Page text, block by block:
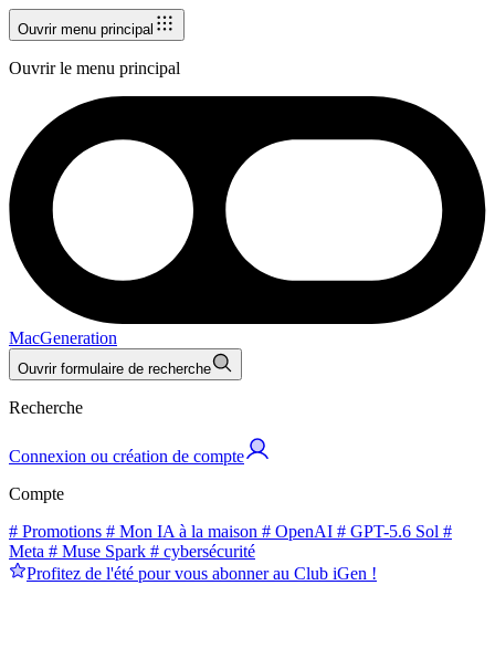
Ouvrir menu principal
Ouvrir le menu principal
MacGeneration
Ouvrir formulaire de recherche
Recherche
Connexion ou création de compte
Compte
# Promotions # Mon IA à la maison # OpenAI # GPT-5.6 Sol #
Meta # Muse Spark # cybersécurité
Profitez de l'été pour vous abonner au Club iGen !